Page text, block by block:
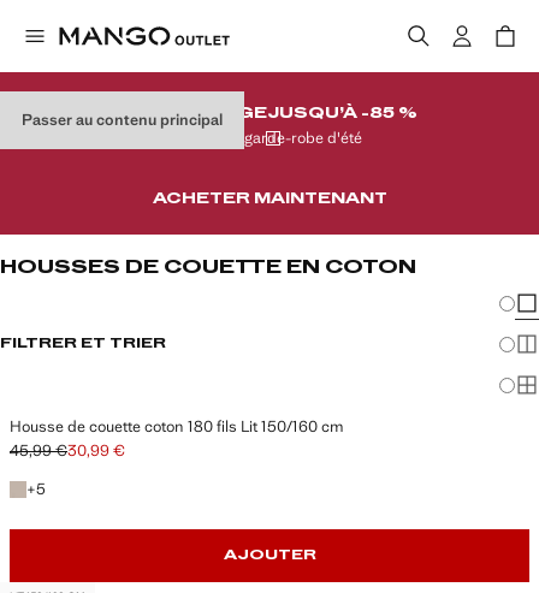
Passer au contenu principal
DESTOCKAGEJUSQU’À -85 %
Sur votre garde-robe d'été
ACHETER MAINTENANT
HOUSSES DE COUETTE EN COTON
FILTRER ET TRIER
Housse de couette coton 180 fils Lit 150/160 cm
Prix initial barré [45,99 € ]
45,99 €
Prix actuel [30,99 € ]
30,99 €
+5
+5 couleurs
AJOUTER